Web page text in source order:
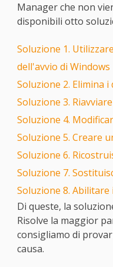
Manager che non
disponibili otto
Soluzione 1.
dell'avvio di Windows
Soluzione 2. Elimina
Soluzione 3.
Soluzione 4.
Soluzione 5. Creare
Soluzione 6.
Soluzione 7.
Soluzione 8.
Di queste, la
Risolve la maggior
consigliamo di
causa.